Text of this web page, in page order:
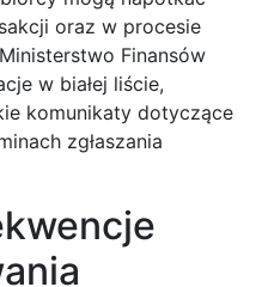
oraz w procesie
Finansów
w białej liście,
komunikaty dotyczące
zgłaszania